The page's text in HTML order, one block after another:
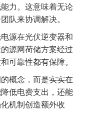
力。这意味着无论
队来协调解决。
源在光伏逆变器和
源网荷储方案经过
可靠性都有保障。
概念，而是实实在
低电费支出，还能
机制创造额外收